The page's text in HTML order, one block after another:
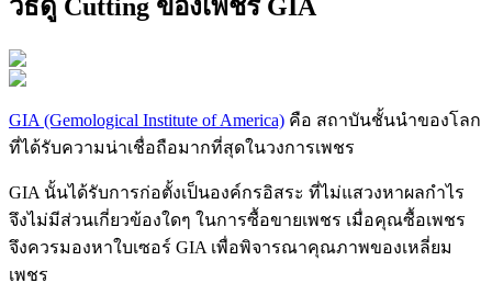
วิธีดู Cutting ของเพชร GIA
GIA (Gemological Institute of America) คือ สถาบันชั้นนำของโลก
ที่ได้รับความน่าเชื่อถือมากที่สุดในวงการเพชร
GIA นั้นได้รับการก่อตั้งเป็นองค์กรอิสระ ที่ไม่แสวงหาผลกำไร
จึงไม่มีส่วนเกี่ยวข้องใดๆ ในการซื้อขายเพชร เมื่อคุณซื้อเพชร
จึงควรมองหาใบเซอร์ GIA เพื่อพิจารณาคุณภาพของเหลี่ยม
เพชร